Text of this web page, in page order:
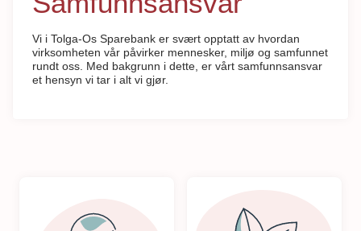
Vi i Tolga-Os Sparebank er svært opptatt av hvordan
virksomheten vår påvirker mennesker, miljø og samfunnet
rundt oss. Med bakgrunn i dette, er vårt samfunnsansvar
et hensyn vi tar i alt vi gjør.